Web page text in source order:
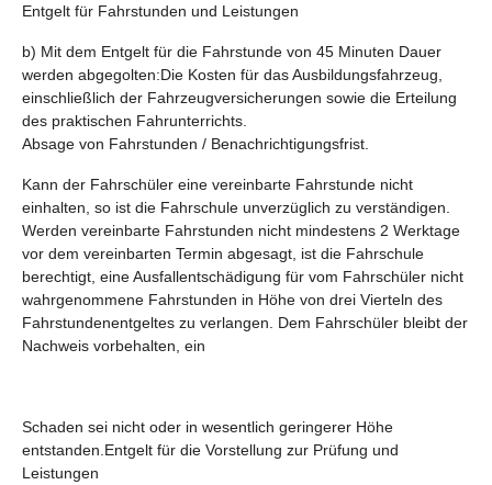
Entgelt für Fahrstunden und Leistungen
b) Mit dem Entgelt für die Fahrstunde von 45 Minuten Dauer
werden abgegolten:Die Kosten für das Ausbildungsfahrzeug,
einschließlich der Fahrzeugversicherungen sowie die Erteilung
des praktischen Fahrunterrichts.
Absage von Fahrstunden / Benachrichtigungsfrist.
Kann der Fahrschüler eine vereinbarte Fahrstunde nicht
einhalten, so ist die Fahrschule unverzüglich zu verständigen.
Werden vereinbarte Fahrstunden nicht mindestens 2 Werktage
vor dem vereinbarten Termin abgesagt, ist die Fahrschule
berechtigt, eine Ausfallentschädigung für vom Fahrschüler nicht
wahrgenommene Fahrstunden in Höhe von drei Vierteln des
Fahrstundenentgeltes zu verlangen. Dem Fahrschüler bleibt der
Nachweis vorbehalten, ein
Schaden sei nicht oder in wesentlich geringerer Höhe
entstanden.Entgelt für die Vorstellung zur Prüfung und
Leistungen